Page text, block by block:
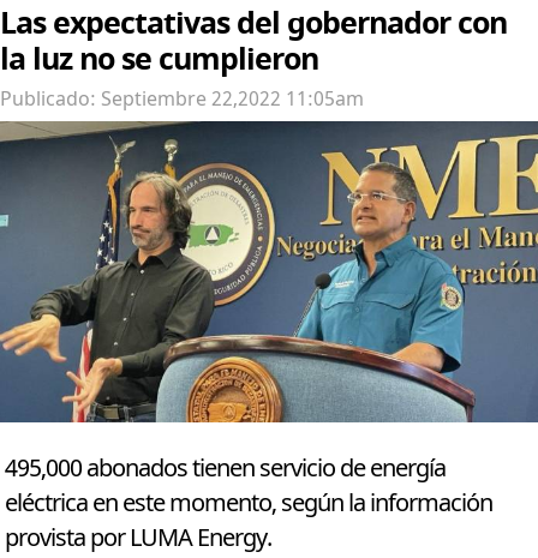
Las expectativas del gobernador con
la luz no se cumplieron
Publicado: Septiembre 22,2022 11:05am
495,000 abonados tienen servicio de energía
eléctrica en este momento, según la información
provista por LUMA Energy.